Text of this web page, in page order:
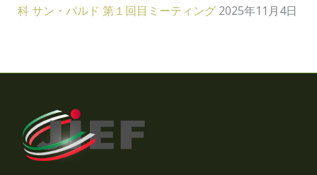
科 サン・パルド 第１回目ミーティング 2025年11月4日